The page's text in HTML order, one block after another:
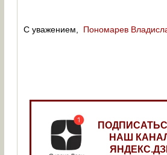
С уважением, Пономарев
НАШ